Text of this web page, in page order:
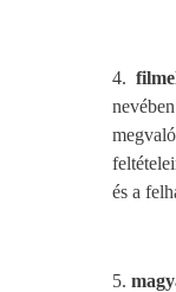
4.
és a
5.